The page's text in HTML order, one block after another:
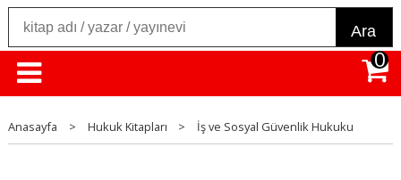
Ara
0
Anasayfa > Hukuk Kitapları > İş ve Sosyal Güvenlik Hukuku